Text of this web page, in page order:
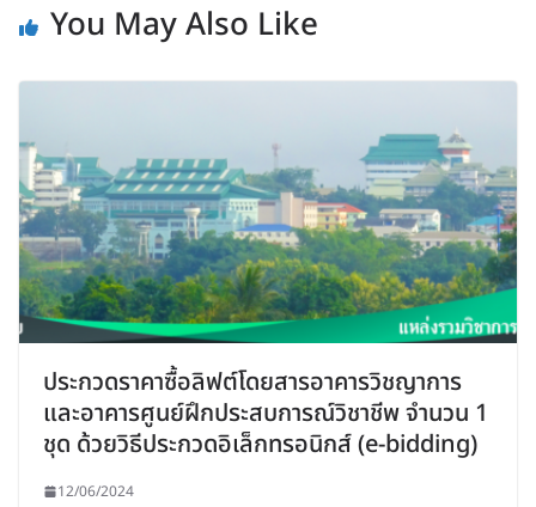
You May Also Like
ประกวดราคาซื้อลิฟต์โดยสารอาคารวิชญาการ
และอาคารศูนย์ฝึกประสบการณ์วิชาชีพ จำนวน 1
ชุด ด้วยวิธีประกวดอิเล็กทรอนิกส์ (e-bidding)
12/06/2024